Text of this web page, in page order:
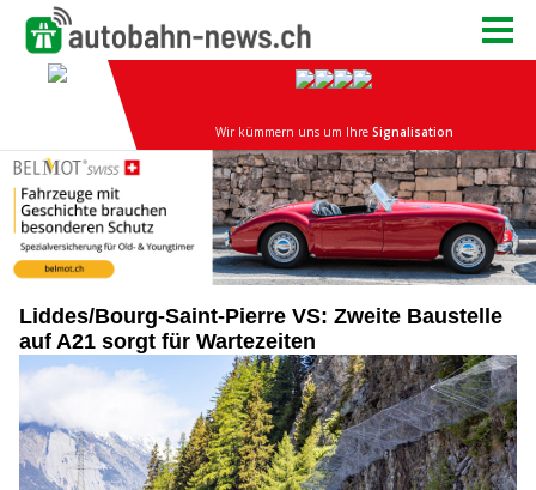
Liddes/Bourg-Saint-Pierre VS: Zweite Baustelle
auf A21 sorgt für Wartezeiten